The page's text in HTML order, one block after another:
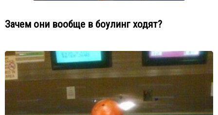
Зачем они вообще в боулинг ходят?